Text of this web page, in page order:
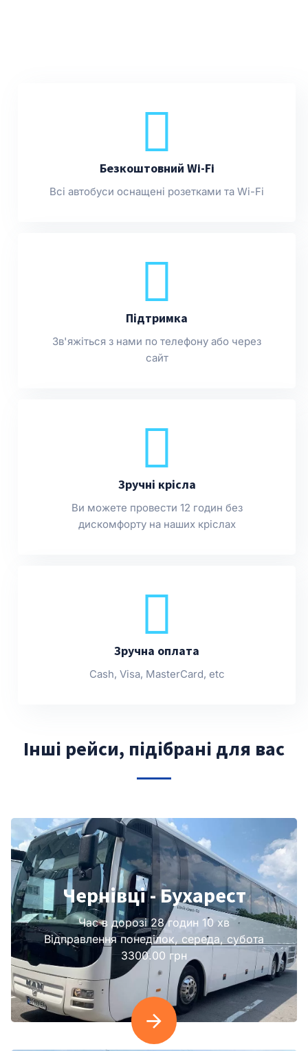
Безкоштовний Wi-Fi
Всі автобуси оснащені розетками та Wi-Fi
Підтримка
Зв'яжіться з нами по телефону або через
сайт
Зручні крісла
Ви можете провести 12 годин без
дискомфорту на наших кріслах
Зручна оплата
Cash, Visa, MasterCard, etc
Інші рейси, підібрані для вас
Чернівці - Бухарест
Час в дорозі 28 годин 10 хв
Відправлення понеділок, середа, субота
3300.00 грн